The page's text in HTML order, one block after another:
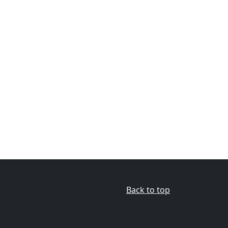
Back to top